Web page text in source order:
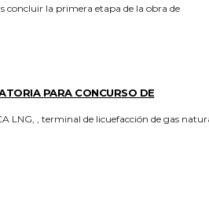
PARA CONCURSO DE